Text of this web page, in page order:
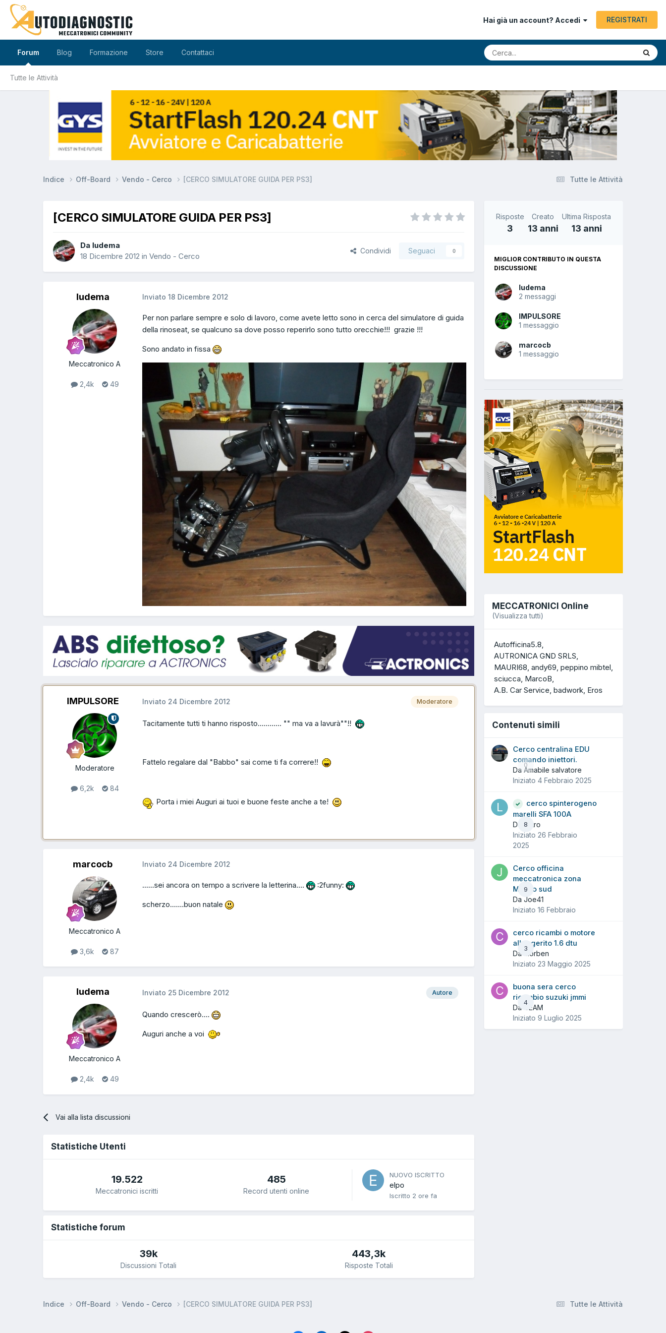
Hai già un account? Accedi REGISTRATI
Forum
Tutte le Attività
Blog Formazione Store Contattaci
Tutte le Attività
Indice Off-Board Vendo - Cerco [CERCO SIMULATORE GUIDA PER PS3]
[CERCO SIMULATORE GUIDA PER PS3]
Da ludema
18 Dicembre 2012 in Vendo - Cerco
Condividi Seguaci 0
ludema
Meccatronico A
2,4k 49
Inviato 18 Dicembre 2012
Per non parlare sempre e solo di lavoro, come avete letto sono in cerca del simulatore di guida
della rinoseat, se qualcuno sa dove posso reperirlo sono tutto orecchie!!! grazie !!!
Sono andato in fissa
IMPULSORE
Moderatore
6,2k 84
Moderatore
Inviato 24 Dicembre 2012
Tacitamente tutti ti hanno risposto............ "" ma va a lavurà""!!
Fattelo regalare dal "Babbo" sai come ti fa correre!!
Porta i miei Auguri ai tuoi e buone feste anche a te!
marcocb
Meccatronico A
3,6k 87
Inviato 24 Dicembre 2012
......sei ancora on tempo a scrivere la letterina.... :2funny:
scherzo.......buon natale
ludema
Meccatronico A
2,4k 49
Autore
Inviato 25 Dicembre 2012
Quando crescerò....
Auguri anche a voi
Vai alla lista discussioni
Statistiche Utenti
19.522
Meccatronici iscritti
485
Record utenti online
NUOVO ISCRITTO
elpo
Iscritto 2 ore fa
Statistiche forum
39k
Discussioni Totali
443,3k
Risposte Totali
Risposte
3
Creato
13 anni
Ultima Risposta
13 anni
MIGLIOR CONTRIBUTO IN QUESTA
DISCUSSIONE
ludema
2 messaggi
IMPULSORE
1 messaggio
marcocb
1 messaggio
MECCATRONICI Online
(Visualizza tutti)
Autofficina5.8
AUTRONICA GND SRLS
MAURI68 andy69 peppino mibtel
sciucca MarcoB
A.B. Car Service badwork Eros
Contenuti simili
0
Cerco centralina EDU
comando iniettori.
Da Amabile salvatore
Iniziato 4 Febbraio 2025
8
cerco spinterogeno
marelli SFA 100A
Da liistro
Iniziato 26 Febbraio
2025
9
Cerco officina
meccatronica zona
Milano sud
Da Joe41
Iniziato 16 Febbraio
3
cerco ricambi o motore
alleggerito 1.6 dtu
Da ciorben
Iniziato 23 Maggio 2025
4
buona sera cerco
ricambio suzuki jmmi
Da CEAM
Iniziato 9 Luglio 2025
Tutte le Attività
Indice Off-Board Vendo - Cerco [CERCO SIMULATORE GUIDA PER PS3]